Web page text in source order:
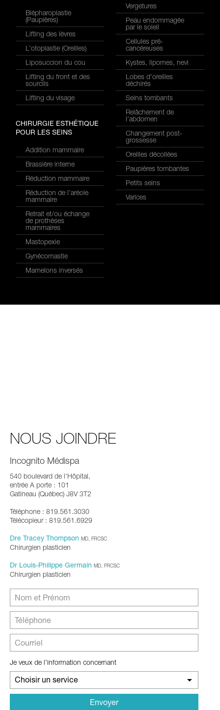
Blépharoplastie
(Paupières)
Lifting des lèvres
L’otoplastie (Oreilles)
Liposuccion du cou
Lifting du front et des
sourcils
Lifting du visage
CHIRURGIE ESTHÉTIQUE
POUR LES SEINS
Addition mammaire
Brassière interne
Réduction mammaire
Réduction de l’aréole
mammaire
Retrait et/ou échange
de prothèses
mammaires
Mastopexie
Gynécomastie
Mamelons inversés
Vergetures
Peau endommagée
par le soleil
Cellules pré-
cancéreuses
Kystes, lipomes, nevi
Lobes d’oreilles
déchirés
Seins tombants
Relâchement de
l’abdomen
Changement post-
grossesse
Oreilles décollées
Paupières tombantes
Petits seins
Varices
NOUS JOINDRE
Incognito Médispa
540 boulevard de l’Hôpital,
entrée A porte : 101
Gatineau (Québec) J8V 3T2
Téléphone : 819.561.3030
Télécopieur : 819.561.6929
Dre Tracey Thompson MD, FRCSC
Chirurgien plasticien
Dr Louis-Philippe Germain MD, FRCSC
Chirurgien plasticien
Je veux de l’information concernant
Choisir un service